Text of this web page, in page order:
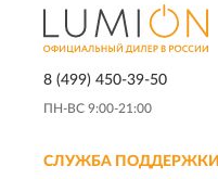
8 (499) 450-39-50
ПН-ВС 9:00-21:00
СЛУЖБА ПОДДЕРЖКИ